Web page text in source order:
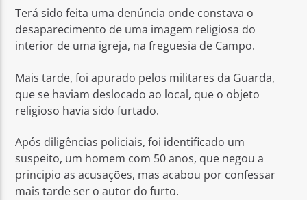
Rádio No ar
Terá sido feita uma denúncia onde constava o
desaparecimento de uma imagem religiosa do
interior de uma igreja, na freguesia de Campo.
Mais tarde, foi apurado pelos militares da Guarda,
que se haviam deslocado ao local, que o objeto
religioso havia sido furtado.
Após diligências policiais, foi identificado um
suspeito, um homem com 50 anos, que negou a
principio as acusações, mas acabou por confessar
mais tarde ser o autor do furto.